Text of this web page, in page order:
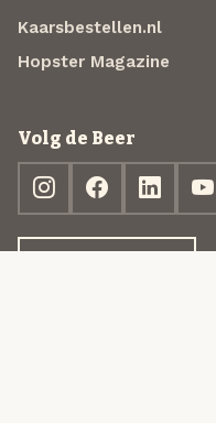
Kaarsbestellen.nl
Hopster Magazine
Volg de Beer